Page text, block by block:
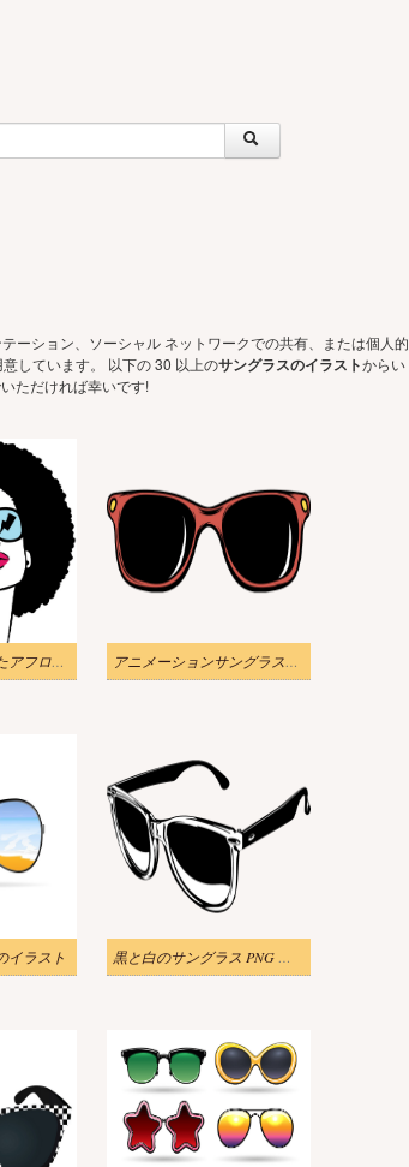
ーション、ソーシャル ネットワークでの共有、または個人的
しています。 以下の 30 以上のサングラスのイラストからい
ただければ幸いです!
サングラスをかけたアフロ女性のイラストpng アニメーションサングラスのイラストPNG透過
イラスト 黒と白のサングラス PNG 透過イラスト